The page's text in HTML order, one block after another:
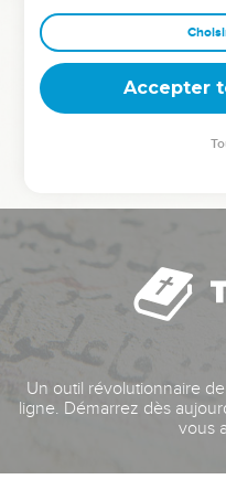
clés pour avancer avec
deviennent vos tremplins.
équipe, un groupe ou
Un outil révolutionnaire
ligne. Démarrez dès
vous
Accepter